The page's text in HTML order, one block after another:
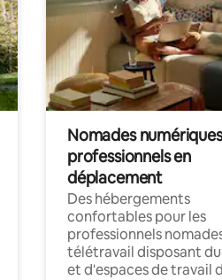
Nomades
professionnels en
déplacement
Des hébergements
confortables pour les
professionnels
télétravail disposant
et d'espaces de travail